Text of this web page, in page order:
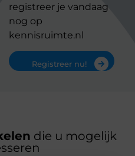
registreer je vandaag
nog op
kennisruimte.nl
Registreer nu!
die u mogelijk